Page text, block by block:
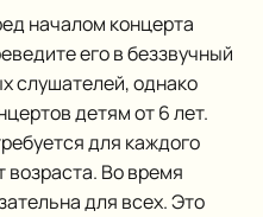
началом концерта
его в беззвучный
слушателей, однако
детям от 6 лет.
для каждого
возраста. Во время
для всех. Это